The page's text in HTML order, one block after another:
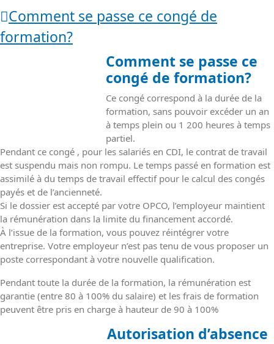
Comment se passe ce congé de
formation?
Comment se passe ce
congé de formation?
Ce congé correspond à la durée de la
formation, sans pouvoir excéder un an
à temps plein ou 1 200 heures à temps
partiel.
Pendant ce congé , pour les salariés en CDI, le contrat de travail
est suspendu mais non rompu. Le temps passé en formation est
assimilé à du temps de travail effectif pour le calcul des congés
payés et de l’ancienneté.
Si le dossier est accepté par votre OPCO, l’employeur maintient
la rémunération dans la limite du financement accordé.
À l’issue de la formation, vous pouvez réintégrer votre
entreprise. Votre employeur n’est pas tenu de vous proposer un
poste correspondant à votre nouvelle qualification.
Pendant toute la durée de la formation, la rémunération est
garantie (entre 80 à 100% du salaire) et les frais de formation
peuvent être pris en charge à hauteur de 90 à 100%
Autorisation d’absence